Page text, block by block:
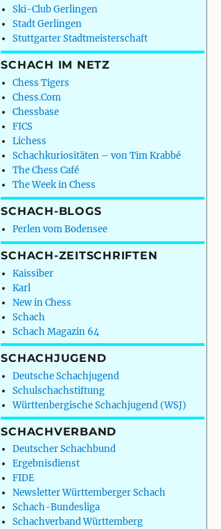
Ski-Club Gerlingen
Stadt Gerlingen
Stuttgarter Stadtmeisterschaft
SCHACH IM NETZ
Chess Tigers
Chess.Com
Chessbase
FICS
Lichess
Schachkuriositäten – von Tim Krabbé
The Chess Café
The Week in Chess
SCHACH-BLOGS
Perlen vom Bodensee
SCHACH-ZEITSCHRIFTEN
Kaissiber
Karl
New in Chess
Schach
Schach Magazin 64
SCHACHJUGEND
Deutsche Schachjugend
Schulschachstiftung
Württenbergische Schachjugend (WSJ)
SCHACHVERBAND
Deutscher Schachbund
Ergebnisdienst
FIDE
Newsletter Württemberger Schach
Schach-Bundesliga
Schachverband Württemberg